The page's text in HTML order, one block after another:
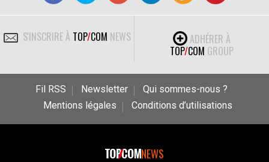
S'INSCRIRE À TOP/COM NEWS
ADHÉRER À
TOP/COM GROUP
Fil RSS Newsletter
Qui sommes-nous ?
Mentions légales
Conditions d’utilisations
NEWS